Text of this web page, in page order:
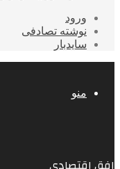
ورود
نوشته تصادفی
سایدبار
منو